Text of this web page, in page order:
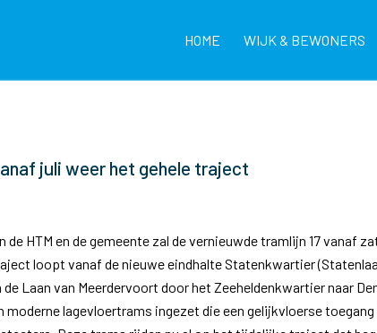
HOME WIJK & BEWONERS
juli weer het gehele traject
de HTM en de gemeente zal de vernieuwde tramlijn 17 vanaf
loopt vanaf de nieuwe eindhalte Statenkwartier
Laan van Meerdervoort door het Zeeheldenkwartier naar
moderne lagevloertrams ingezet die een gelijkvloerse